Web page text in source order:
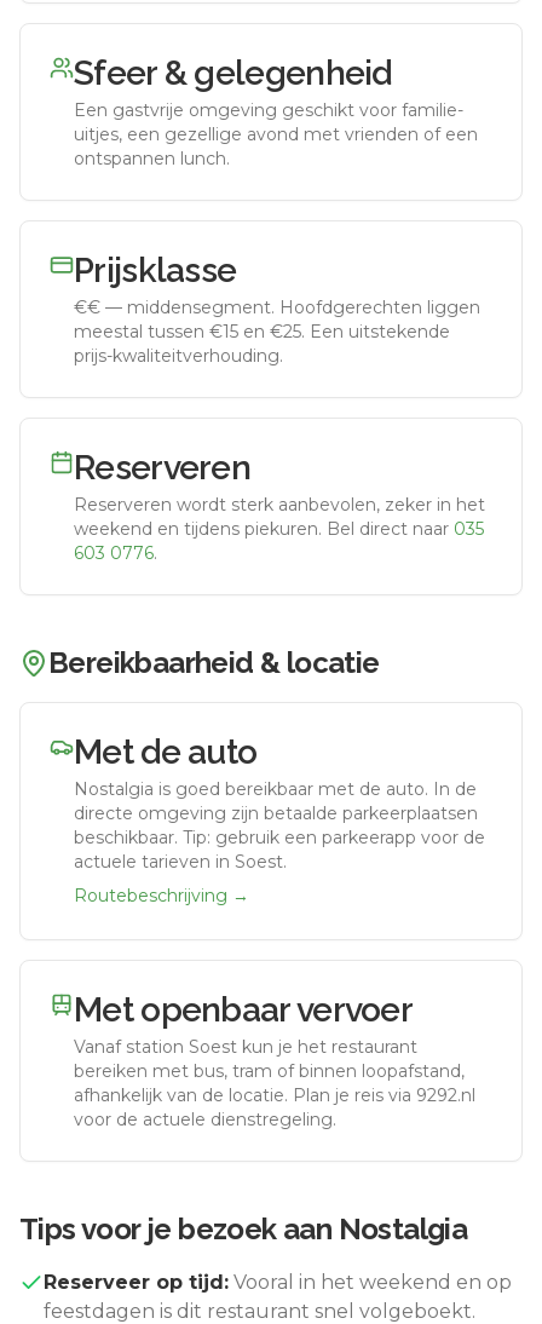
Sfeer & gelegenheid
Een gastvrije omgeving geschikt voor familie-
uitjes, een gezellige avond met vrienden of een
ontspannen lunch.
Prijsklasse
€€ — middensegment. Hoofdgerechten liggen
meestal tussen €15 en €25. Een uitstekende
prijs-kwaliteitverhouding.
Reserveren
Reserveren wordt sterk aanbevolen, zeker in het
weekend en tijdens piekuren. Bel direct naar 035
603 0776.
Bereikbaarheid & locatie
Met de auto
Nostalgia is goed bereikbaar met de auto. In de
directe omgeving zijn betaalde parkeerplaatsen
beschikbaar. Tip: gebruik een parkeerapp voor de
actuele tarieven in Soest.
Routebeschrijving →
Met openbaar vervoer
Vanaf station Soest kun je het restaurant
bereiken met bus, tram of binnen loopafstand,
afhankelijk van de locatie. Plan je reis via 9292.nl
voor de actuele dienstregeling.
Tips voor je bezoek aan Nostalgia
Reserveer op tijd: Vooral in het weekend en op
feestdagen is dit restaurant snel volgeboekt.